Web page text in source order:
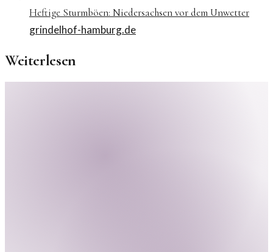
Heftige Sturmböen: Niedersachsen vor dem Unwetter
grindelhof-hamburg.de
Weiterlesen